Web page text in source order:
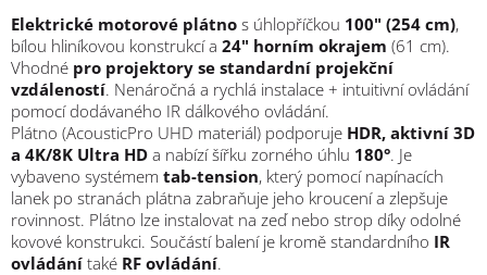
Elektrické motorové plátno s úhlopříčkou 100" (254 cm),
bílou hliníkovou konstrukcí a 24" horním okrajem (61 cm).
Vhodné pro projektory se standardní projekční
vzdáleností. Nenáročná a rychlá instalace + intuitivní ovládání
pomocí dodávaného IR dálkového ovládání.
Plátno (AcousticPro UHD materiál) podporuje HDR, aktivní 3D
a 4K/8K Ultra HD a nabízí šířku zorného úhlu 180°. Je
vybaveno systémem tab-tension, který pomocí napínacích
lanek po stranách plátna zabraňuje jeho kroucení a zlepšuje
rovinnost. Plátno lze instalovat na zeď nebo strop díky odolné
kovové konstrukci. Součástí balení je kromě standardního IR
ovládání také RF ovládání.